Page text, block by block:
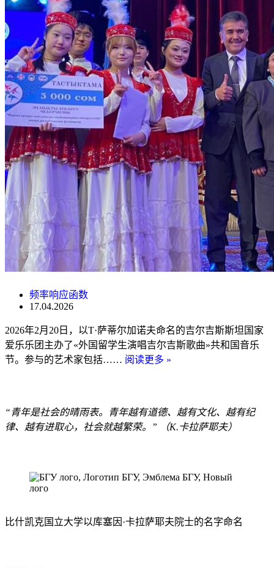
频率响应函数
17.04.2026
2026年2月20日，以T·萨蒂尔加诺夫命名的吉尔吉斯斯坦国家
爱乐乐团主办了«外国留学生演唱吉尔吉斯歌曲»共和国音乐
节。参与的艺术家包括…… 阅读更多 »
“青年是社会的晴雨表。青年越有道德、越有文化、越有纪
律、越有进取心，社会就越繁荣。” （K.卡拉萨耶夫）
比什凯克国立大学以库塞因·卡拉萨耶夫院士的名字命名